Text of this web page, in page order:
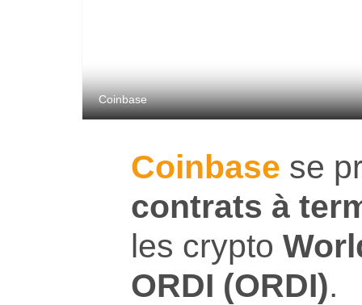
Coinbase
Coinbase se
contrats à
les crypto
ORDI (ORDI).